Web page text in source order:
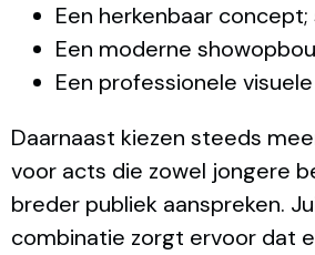
Een herkenbaar
Een moderne
Een professionele
Daarnaast kiezen steeds
voor acts die zowel jongere
breder publiek aanspreken.
combinatie zorgt ervoor dat